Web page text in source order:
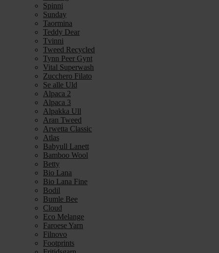
Spinni
Sunday
Taormina
Teddy Dear
Tvinni
Tweed Recycled
Tynn Peer Gynt
Vital Superwash
Zucchero Filato
Se alle Uld
Alpaca 2
Alpaca 3
Alpakka Ull
Aran Tweed
Arwetta Classic
Atlas
Babyull Lanett
Bamboo Wool
Betty
Bio Lana
Bio Lana Fine
Bodil
Bumle Bee
Cloud
Eco Melange
Faroese Yarn
Filnovo
Footprints